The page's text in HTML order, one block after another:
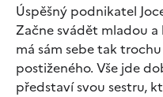
Úspěšný podnikatel
Začne svádět mladou
má sám sebe tak
postiženého. Vše jde
představí svou sestru,